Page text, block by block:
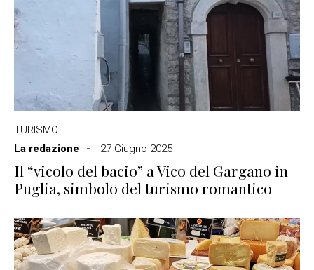
TURISMO
La redazione
27 Giugno 2025
Il “vicolo del bacio” a Vico del Gargano in
Puglia, simbolo del turismo romantico